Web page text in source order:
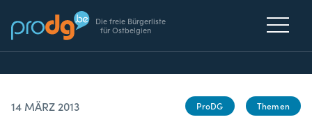
Die freie Bürgerliste
für Ostbelgien
14 MÄRZ 2013 ProDG Themen